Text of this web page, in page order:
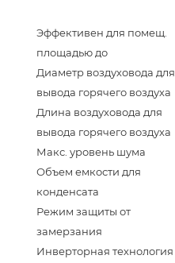
Эффективен для помещ.
площадью до
Диаметр воздуховода для
вывода горячего воздуха
Длина воздуховода для
вывода горячего воздуха
Макс. уровень шума
Объем емкости для
конденсата
Режим защиты от
замерзания
Инверторная технология